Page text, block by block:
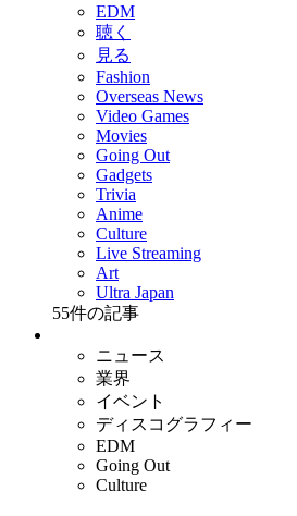
EDM
聴く
見る
Fashion
Overseas News
Video Games
Movies
Going Out
Gadgets
Trivia
Anime
Culture
Live Streaming
Art
Ultra Japan
55件の記事
ニュース
業界
イベント
ディスコグラフィー
EDM
Going Out
Culture